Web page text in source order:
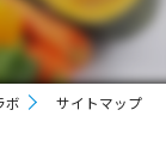
ボ サイトマップ